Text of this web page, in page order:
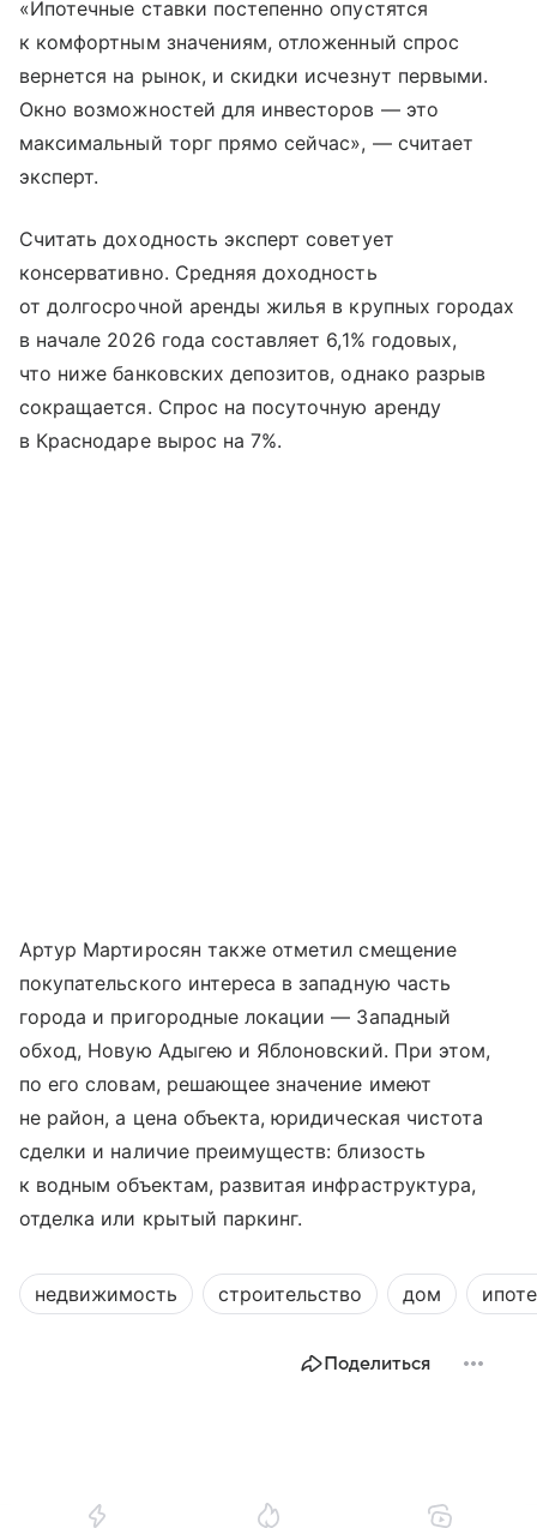
«Ипотечные ставки постепенно опустятся
к комфортным значениям, отложенный спрос
вернется на рынок, и скидки исчезнут первыми.
Окно возможностей для инвесторов — это
максимальный торг прямо сейчас», — считает
эксперт.
Считать доходность эксперт советует
консервативно. Средняя доходность
от долгосрочной аренды жилья в крупных городах
в начале 2026 года составляет 6,1% годовых,
что ниже банковских депозитов, однако разрыв
сокращается. Спрос на посуточную аренду
в Краснодаре вырос на 7%.
Артур Мартиросян также отметил смещение
покупательского интереса в западную часть
города и пригородные локации — Западный
обход, Новую Адыгею и Яблоновский. При этом,
по его словам, решающее значение имеют
не район, а цена объекта, юридическая чистота
сделки и наличие преимуществ: близость
к водным объектам, развитая инфраструктура,
отделка или крытый паркинг.
недвижимость строительство дом
Поделиться